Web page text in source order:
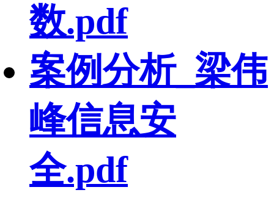
数.pdf
案例分析_梁伟
峰信息安
全.pdf